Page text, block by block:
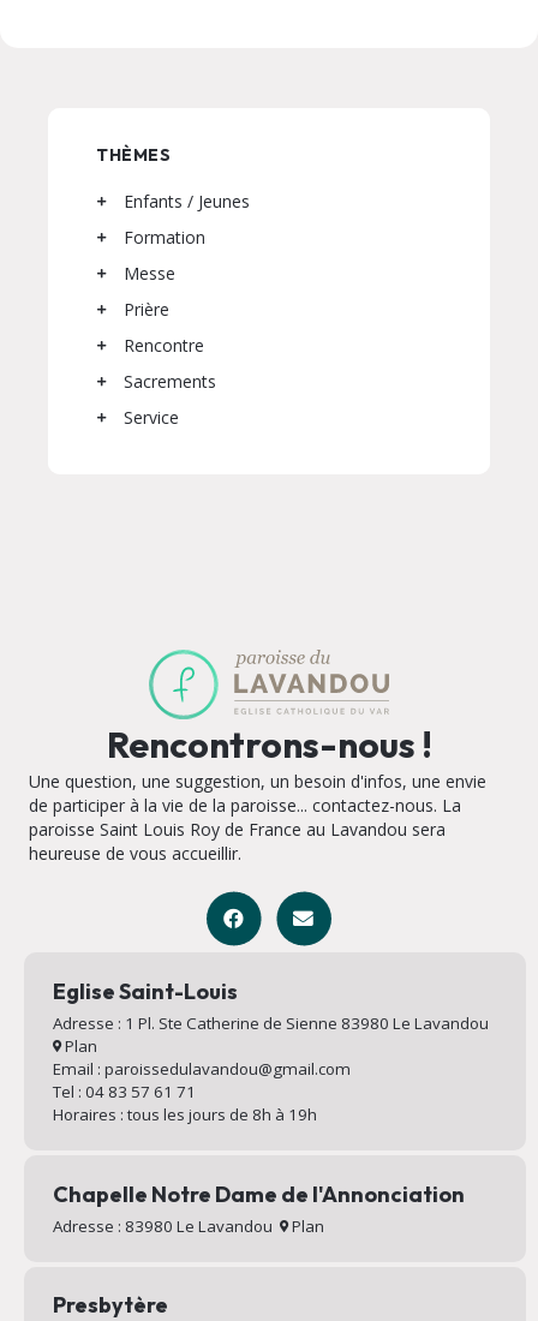
THÈMES
Enfants / Jeunes
Formation
Messe
Prière
Rencontre
Sacrements
Service
Rencontrons-nous !
Une question, une suggestion, un besoin d'infos, une envie
de participer à la vie de la paroisse... contactez-nous. La
paroisse Saint Louis Roy de France au Lavandou sera
heureuse de vous accueillir.
Eglise Saint-Louis
Adresse : 1 Pl. Ste Catherine de Sienne 83980 Le Lavandou
Plan
Email : paroissedulavandou@gmail.com
Tel : 04 83 57 61 71
Horaires : tous les jours de 8h à 19h
Chapelle Notre Dame de l'Annonciation
Adresse : 83980 Le Lavandou Plan
Presbytère